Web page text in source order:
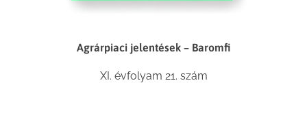
Agrárpiaci jelentések – Baromfi
XI. évfolyam 21. szám